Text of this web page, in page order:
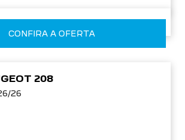
CONFIRA A OFERTA
208
26